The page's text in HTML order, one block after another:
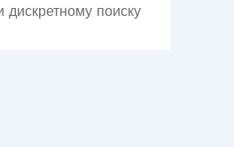
дискретному поиску